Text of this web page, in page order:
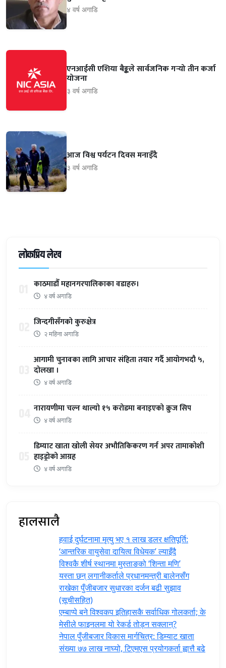
४ वर्ष अगाडि
एनआईसी एशिया बैङ्कले सार्वजनिक गर्‍यो तीन कर्जा
योजना
३ वर्ष अगाडि
आज विश्व पर्यटन दिवस मनाइँदै
३ वर्ष अगाडि
लोकप्रिय लेख
काठमाडौँ महानगरपालिकाका वडाहरु।
४ वर्ष अगाडि
जिन्दगीसँगको कुरुक्षेत्र
२ महिना अगाडि
आगामी चुनावका लागि आचार संहिता तयार गर्दै आयोगभदौ ५,
दोलखा ।
४ वर्ष अगाडि
नारायणीमा चल्न थाल्यो १५ करोडमा बनाइएको क्रुज सिप
४ वर्ष अगाडि
डिम्याट खाता खोली सेयर अभौतिकिकरण गर्न अपर तामाकोशी
हाइड्रोको आग्रह
४ वर्ष अगाडि
हालसालै
हवाई दुर्घटनामा मृत्यु भए १ लाख डलर क्षतिपूर्ति:
‘आन्तरिक वायुसेवा दायित्व विधेयक’ ल्याइँदै
विश्वकै शीर्ष स्थानमा मुस्ताङको ‘शिन्ता मणि’
यस्ता छन् लगानीकर्ताले प्रधानमन्त्री ‍बालेनसँग
राखेका पुँजीबजार सुधारका दर्जन बढी सुझाव
(सूचीसहित)
एम्बाप्पे बने विश्वकप इतिहासकै सर्वाधिक गोलकर्ता; के
मेसीले फाइनलमा यो रेकर्ड तोड्न सक्लान्?
नेपाल पुँजीबजार विकास मार्गचित्र: डिम्याट खाता
संख्या ७७ लाख नाघ्यो, टिएमएस प्रयोगकर्ता ह्वात्तै बढे